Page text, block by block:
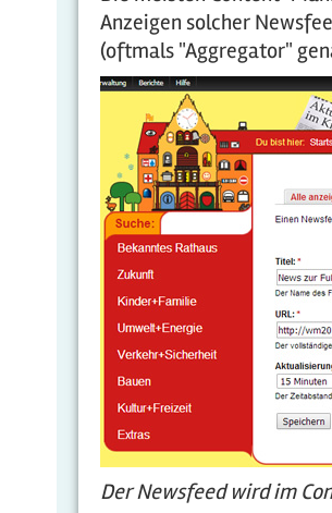
Anzeigen solcher
(oftmals "Aggregator"
Der Newsfeed wird im